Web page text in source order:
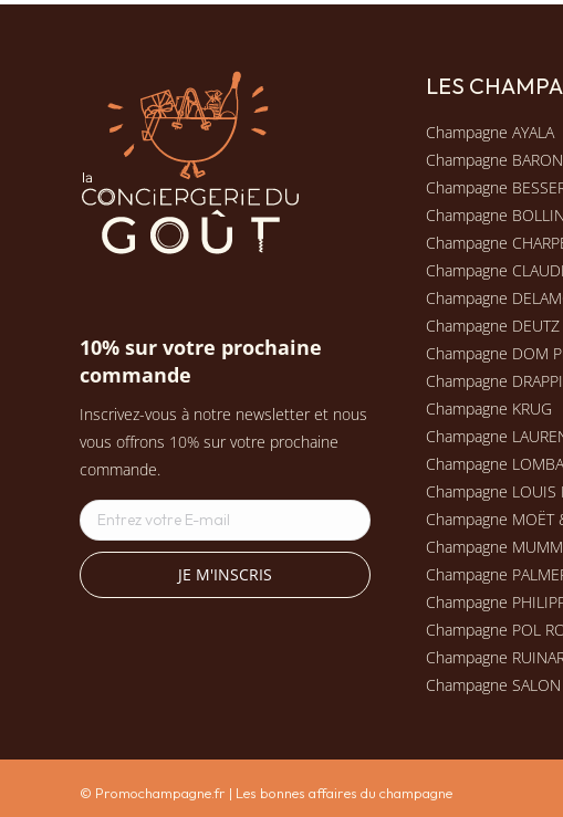
10% sur votre prochaine
commande
Inscrivez-vous à notre newsletter et nous
vous offrons 10% sur votre prochaine
commande.
LES
Champagne AYALA
Champagne
Champagne
Champagne
Champagne
Champagne
Champagne
Champagne DEUTZ
Champagne DOM
Champagne
Champagne KRUG
Champagne
Champagne
Champagne LOUIS
Champagne MOËT
Champagne MUMM
Champagne
Champagne
Champagne POL
Champagne
Champagne SALON
© Promochampagne.fr | Les bonnes affaires du champagne